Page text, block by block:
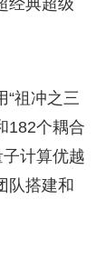
“祖冲之三
182个耦合
子计算优越
队搭建和